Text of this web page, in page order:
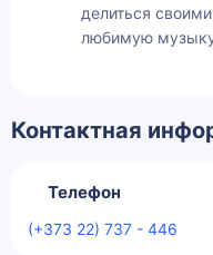
делиться
любимую
Контактная
Телефон
(+373 22) 737 - 446